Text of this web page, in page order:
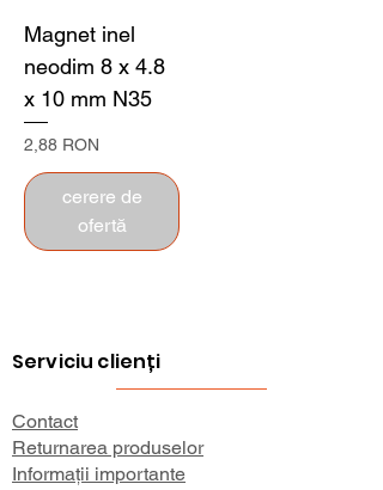
Magnet inel
neodim 8 x 4.8
x 10 mm N35
Preț
2,88 RON
cerere de
ofertă
Serviciu clienți
Contact
Returnarea produselor
Informații importante